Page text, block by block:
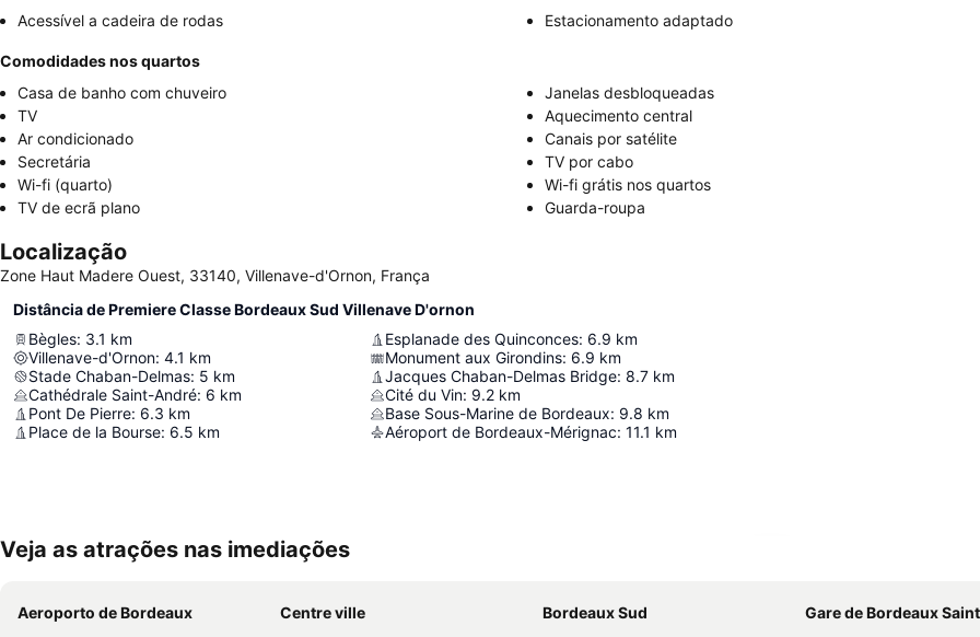
Acessível a cadeira de rodas
Estacionamento adaptado
Comodidades nos quartos
Casa de banho com chuveiro
Janelas desbloqueadas
TV
Aquecimento central
Ar condicionado
Canais por satélite
Secretária
TV por cabo
Wi-fi (quarto)
Wi-fi grátis nos quartos
TV de ecrã plano
Guarda-roupa
Localização
Zone Haut Madere Ouest, 33140, Villenave-d'Ornon, França
Distância de Premiere Classe Bordeaux Sud Villenave D'ornon
Bègles: 3.1 km
Villenave-d'Ornon: 4.1 km
Stade Chaban-Delmas: 5 km
Cathédrale Saint-André: 6 km
Pont De Pierre: 6.3 km
Place de la Bourse: 6.5 km
Esplanade des Quinconces: 6.9 km
Monument aux Girondins: 6.9 km
Jacques Chaban-Delmas Bridge: 8.7 km
Cité du Vin: 9.2 km
Base Sous-Marine de Bordeaux: 9.8 km
Aéroport de Bordeaux-Mérignac: 11.1 km
Veja as atrações nas imediações
Aeroporto de Bordeaux Centre ville Bordeaux Sud
Gare de Bordeaux